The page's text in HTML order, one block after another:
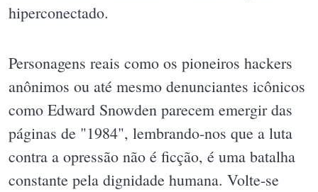
hiperconectado.
Personagens reais como os pioneiros hackers
anônimos ou até mesmo denunciantes icônicos
como Edward Snowden parecem emergir das
páginas de "1984", lembrando-nos que a luta
contra a opressão não é ficção, é uma batalha
constante pela dignidade humana. Volte-se